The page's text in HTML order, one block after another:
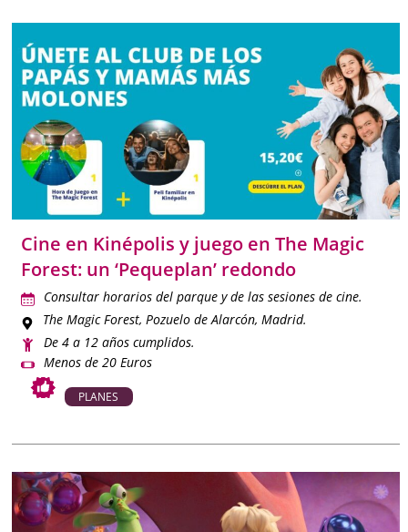
Cine en Kinépolis y juego en The Magic
Forest: un ‘Pequeplan’ redondo
Consultar horarios del parque y de las sesiones de cine.
The Magic Forest, Pozuelo de Alarcón, Madrid.
De 4 a 12 años cumplidos.
Menos de 20 Euros
PLANES